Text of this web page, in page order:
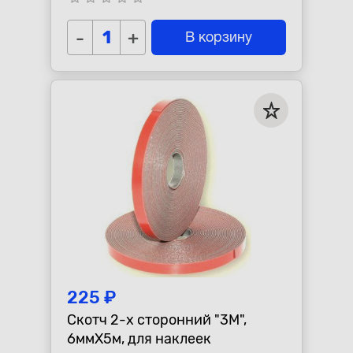
- + В корзину
225 ₽
Скотч 2-х сторонний "3М",
6ммХ5м, для наклеек